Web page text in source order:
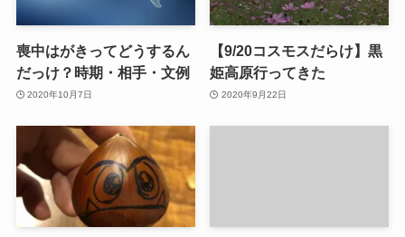
喪中はがきってどうするん
だっけ？時期・相手・文例
2020年10月7日
【9/20コスモスだらけ】黒
姫高原行ってきた
2020年9月22日